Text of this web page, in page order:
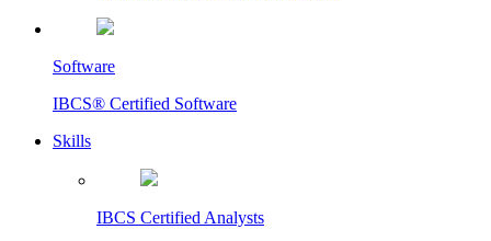
Software
IBCS® Certified Software
Skills
IBCS Certified Analysts